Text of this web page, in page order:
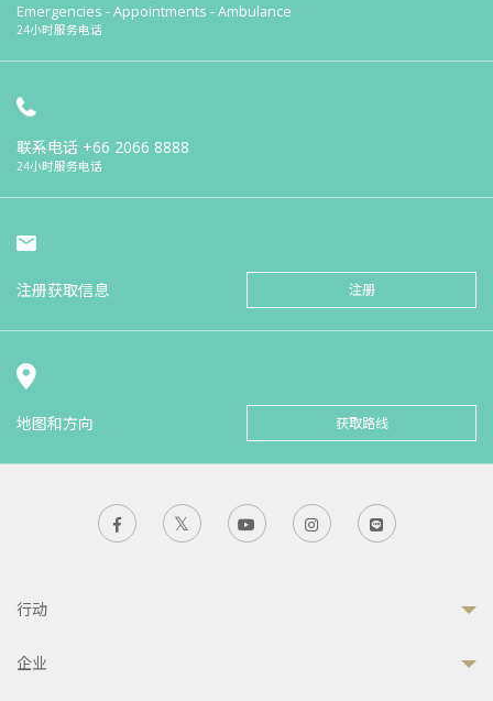
Emergencies - Appointments - Ambulance
24小时服务电话
联系电话 +66 2066 8888
24小时服务电话
注册获取信息 注册
地图和方向 获取路线
行动
企业